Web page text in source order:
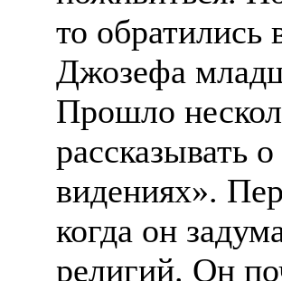
то обратились
Джозефа
Прошло
рассказывать
видениях».
когда он
религий. Он